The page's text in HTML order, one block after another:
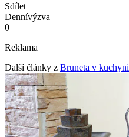
Sdílet
Dennívýzva
0
Reklama
Další články z Bruneta v kuchyni